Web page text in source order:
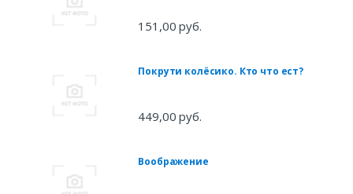
151,00 руб.
Покрути колёсико. Кто что ест?
449,00 руб.
Воображение